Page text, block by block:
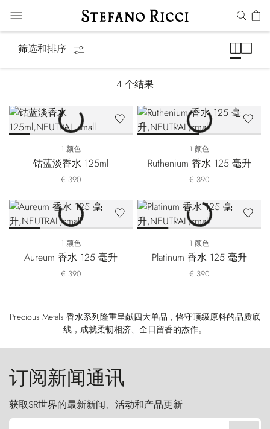
筛选和排序
4 个结果
1 颜色
钴蓝淡香水 125ml
€ 390
1 颜色
Ruthenium 香水 125 毫升
€ 390
1 颜色
Aureum 香水 125 毫升
€ 390
1 颜色
Platinum 香水 125 毫升
€ 390
Precious Metals 香水系列隆重呈献四大单品，恪守顶级原料的品质底
线，成就柔韧相济、全日留香的杰作。
订阅新闻通讯
获取SR世界的最新新闻、活动和产品更新